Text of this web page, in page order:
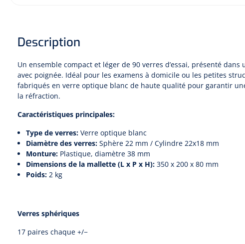
Description
Un ensemble compact et léger de 90 verres d’essai, présenté
avec poignée. Idéal pour les examens à domicile ou les petites
fabriqués en verre optique blanc de haute qualité pour garantir
la réfraction.
Caractéristiques principales:
Type de verres: Verre optique blanc
Diamètre des verres: Sphère 22 mm / Cylindre 22x18 mm
Monture: Plastique, diamètre 38 mm
Dimensions de la mallette (L x P x H): 350 x 200 x 80 mm
Poids: 2 kg
Verres sphériques
17 paires chaque +/−